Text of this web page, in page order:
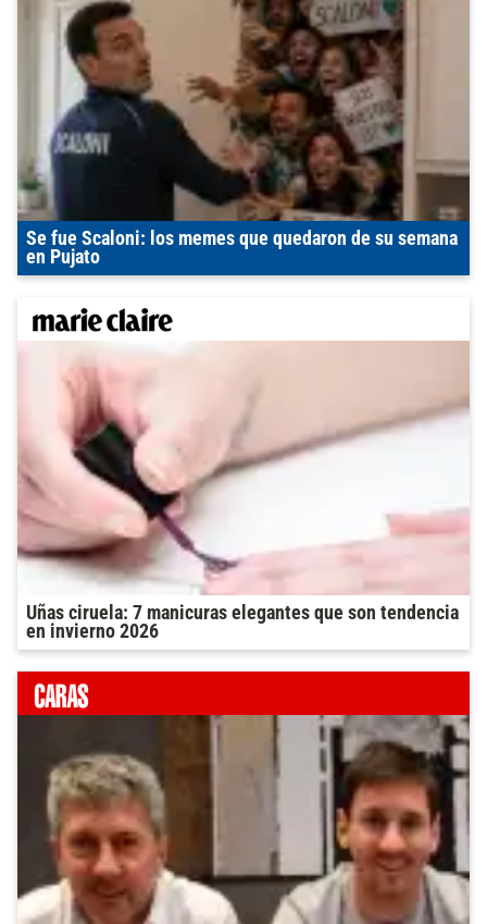
Se fue Scaloni: los memes que quedaron de su semana
en Pujato
Uñas ciruela: 7 manicuras elegantes que son tendencia
en invierno 2026